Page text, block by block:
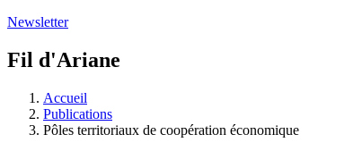
Newsletter
Fil d'Ariane
Accueil
Publications
Pôles territoriaux de coopération économique